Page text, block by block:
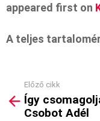
appeared first on
A teljes
more
Előző cikk
Így
Csobot Adél